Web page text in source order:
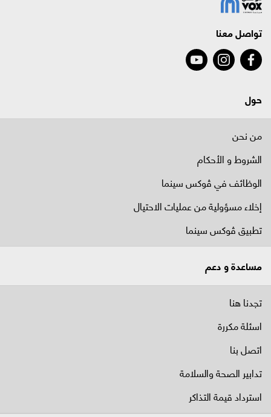
تواصل معنا
حول
من نحن
الشروط و الأحكام
الوظائف في ﭬوكس سينما
إخلاء مسؤولية من عمليات الاحتيال
تطبيق ڤوكس سينما
مساعدة و دعم
تجدنا هنا
اسئلة مكررة
اتصل بنا
تدابير الصحة والسلامة
استرداد قيمة التذاكر